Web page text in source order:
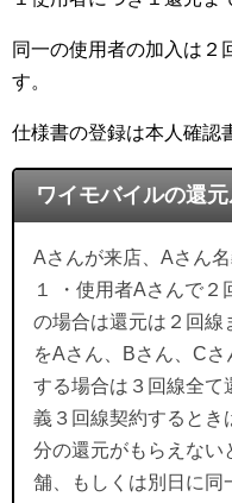
同一の使用者の加入は２
す。
仕様書の登録は本人確認
ワイモバイルの還
Aさんが来店、Aさん
１ ・使用者Aさんで
の場合は還元は２回線
をAさん、Bさん、C
する場合は３回線全て
義３回線契約するとき
分の還元がもらえない
舗、もしくは別日に同